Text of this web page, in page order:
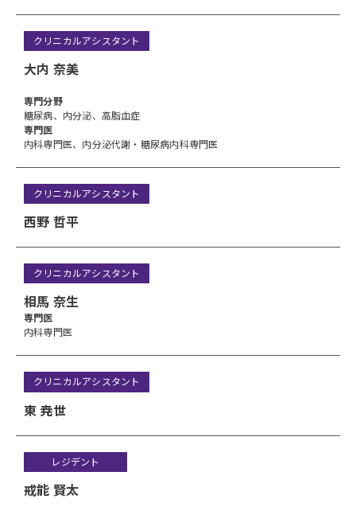
クリニカルアシスタント
大内 奈美
専⾨分野
糖尿病、内分泌、高脂血症
専門医
内科専門医、内分泌代謝・糖尿病内科専門医
クリニカルアシスタント
西野 哲平
クリニカルアシスタント
相馬 奈生
専門医
内科専門医
クリニカルアシスタント
東 尭世
レジデント
戒能 賢太